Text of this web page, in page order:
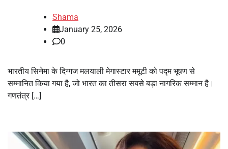
Shama
January 25, 2026
0
भारतीय सिनेमा के दिग्गज मलयाली मेगास्टार ममूटी को पद्म भूषण से
सम्मानित किया गया है, जो भारत का तीसरा सबसे बड़ा नागरिक सम्मान है।
गणतंत्र […]